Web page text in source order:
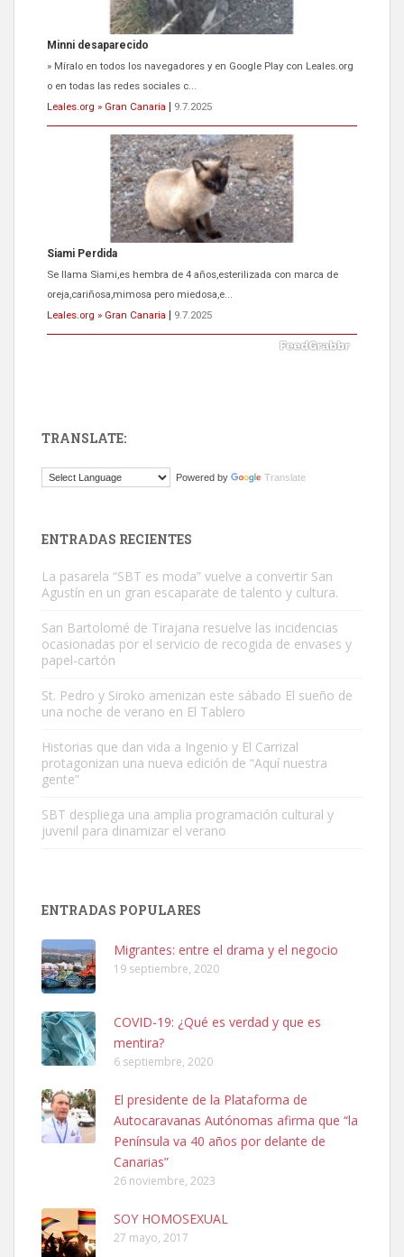
Minni desaparecido
» Míralo en todos los navegadores y en Google Play con Leales.org
o en todas las redes sociales c...
Leales.org » Gran Canaria
9.7.2025
Siami Perdida
Se llama Siami,es hembra de 4 años,esterilizada con marca de
oreja,cariñosa,mimosa pero miedosa,e...
Leales.org » Gran Canaria
9.7.2025
El ayuntamiento se va a llevar a Los Gatos callejeros de la zona los
Gato manso encontrado
Este gato macho ha aparecido en la calle hace menos de un mes,
es muy manso y extremadamente cari...
Leales.org » Gran Canaria
SHIBA PERDIDO AVDA JOSE MESA Y LOPEZ
PERRO MACHO RAZA SHIBA CON MICROCHIP PERDIDO HOY
06/07/2025 ZONA MESA Y LOPEZ. ES MUY ASUSTADIZO
Leales.org » Gran Canaria
6.7.2025
TRANSLATE:
Powered by Translate
ENTRADAS RECIENTES
La pasarela “SBT es moda” vuelve a convertir San
Agustín en un gran escaparate de talento y cultura.
San Bartolomé de Tirajana resuelve las incidencias
ocasionadas por el servicio de recogida de envases y
papel-cartón
St. Pedro y Siroko amenizan este sábado El sueño de
una noche de verano en El Tablero
Historias que dan vida a Ingenio y El Carrizal
protagonizan una nueva edición de “Aquí nuestra
gente”
SBT despliega una amplia programación cultural y
juvenil para dinamizar el verano
ENTRADAS POPULARES
Migrantes: entre el drama y el negocio
19 septiembre, 2020
COVID-19: ¿Qué es verdad y que es
mentira?
6 septiembre, 2020
El presidente de la Plataforma de
Autocaravanas Autónomas afirma que “la
Península va 40 años por delante de
Canarias”
26 noviembre, 2023
SOY HOMOSEXUAL
27 mayo, 2017